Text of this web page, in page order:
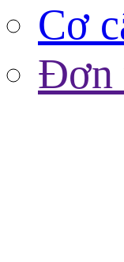
Cơ
Đơn